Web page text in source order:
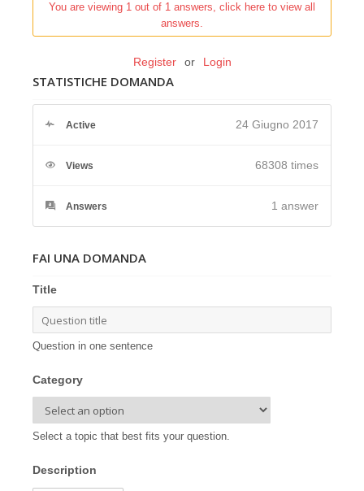
You are viewing 1 out of 1 answers, click here to view all
answers.
Register or Login
STATISTICHE DOMANDA
Active 24 Giugno 2017
Views 68308 times
Answers 1 answer
FAI UNA DOMANDA
Title
Question in one sentence
Category
Select a topic that best fits your question.
Description